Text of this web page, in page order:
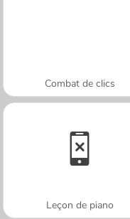
Combat de clics
Leçon de piano